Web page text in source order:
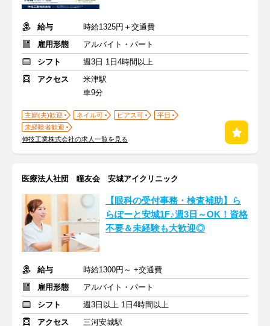
給与
時給1325円＋交通費
雇用形態
アルバイト・パート
シフト
週3日 1日4時間以上
アクセス
米津駅
車9分
主婦(夫)歓迎 ネイル可 ピアス可
平日
未経験者歓迎
伸技工業株式会社の求人一覧を見る
医療法人社団 瞳友会 安城アイクリニック
【眼科の受付事務・検査補助】ら
らぽーと安城1F♪週3日～OK！資格
不要＆未経験も大歓迎◎
給与
時給1300円～ +交通費
雇用形態
アルバイト・パート
シフト
週3日以上 1日4時間以上
アクセス
三河安城駅